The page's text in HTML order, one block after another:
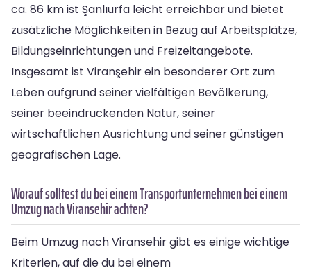
ca. 86 km ist Şanlıurfa leicht erreichbar und bietet
zusätzliche Möglichkeiten in Bezug auf Arbeitsplätze,
Bildungseinrichtungen und Freizeitangebote.
Insgesamt ist Viranşehir ein besonderer Ort zum
Leben aufgrund seiner vielfältigen Bevölkerung,
seiner beeindruckenden Natur, seiner
wirtschaftlichen Ausrichtung und seiner günstigen
geografischen Lage.
Worauf solltest du bei einem Transportunternehmen bei einem
Umzug nach Viransehir achten?
Beim Umzug nach Viransehir gibt es einige wichtige
Kriterien, auf die du bei einem